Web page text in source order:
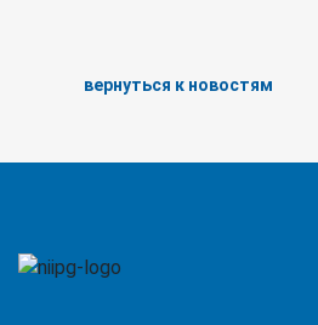
вернуться к новостям